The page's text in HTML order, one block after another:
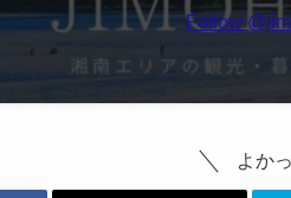
Follow
よか